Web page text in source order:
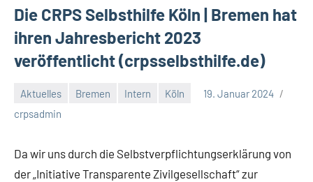
Die CRPS Selbsthilfe Köln | Bremen hat
ihren Jahresbericht 2023
veröffentlicht (crpsselbsthilfe.de)
Aktuelles Bremen Intern Köln
19. Januar 2024
crpsadmin
Da wir uns durch die Selbstverpflichtungserklärung von
der „Initiative Transparente Zivilgesellschaft“ zur